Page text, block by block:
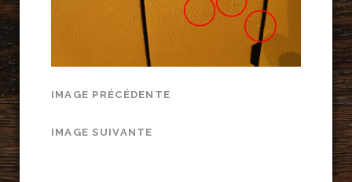
IMAGE PRÉCÉDENTE
IMAGE SUIVANTE